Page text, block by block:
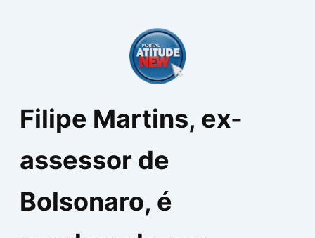
Filipe Martins, ex-
assessor de
Bolsonaro, é